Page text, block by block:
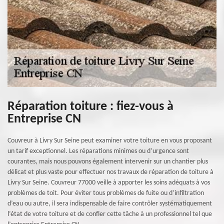
Réparation toiture : fiez-vous à
Entreprise CN
Couvreur à Livry Sur Seine peut examiner votre toiture en vous proposant
un tarif exceptionnel. Les réparations minimes ou d’urgence sont
courantes, mais nous pouvons également intervenir sur un chantier plus
délicat et plus vaste pour effectuer nos travaux de réparation de toiture à
Livry Sur Seine. Couvreur 77000 veille à apporter les soins adéquats à vos
problèmes de toit. Pour éviter tous problèmes de fuite ou d’infiltration
d’eau ou autre, il sera indispensable de faire contrôler systématiquement
l’état de votre toiture et de confier cette tâche à un professionnel tel que